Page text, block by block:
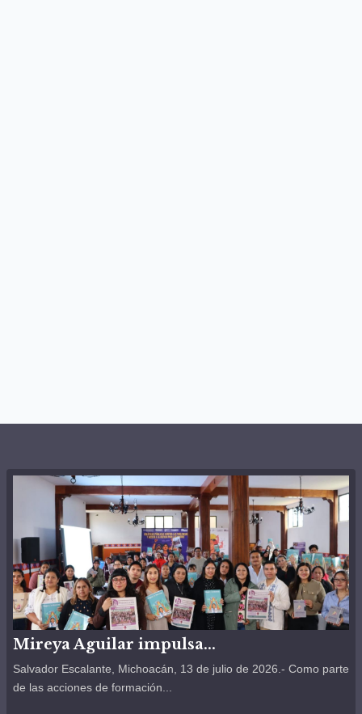
Mireya Aguilar impulsa...
Salvador Escalante, Michoacán, 13 de julio de 2026.- Como parte
de las acciones de formación...